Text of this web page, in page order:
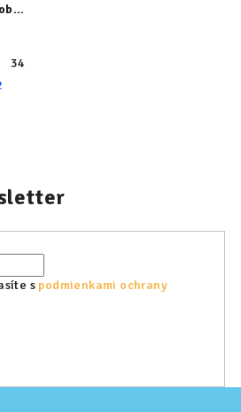
34
s podmienkami ochrany